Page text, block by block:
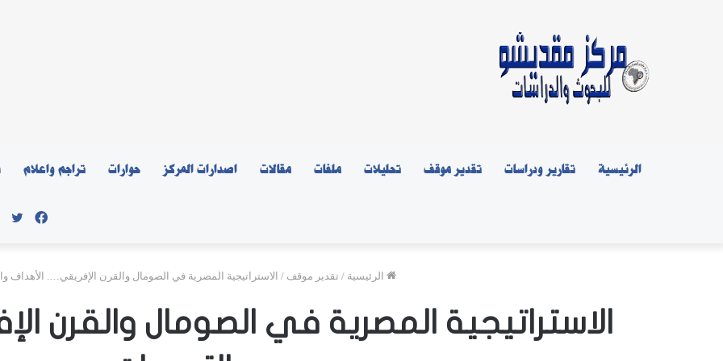
الرئيسية تقارير ودراسات تقدير موقف تحليلات ملفات مقالات اصدارات المركز حوارات تراجم واعلام
الرئيسية / تقدير موقف / الاستراتيجية المصرية في الصومال والقرن الإفريقي…. الأهداف
الاستراتيجية المصرية في الصومال والقرن